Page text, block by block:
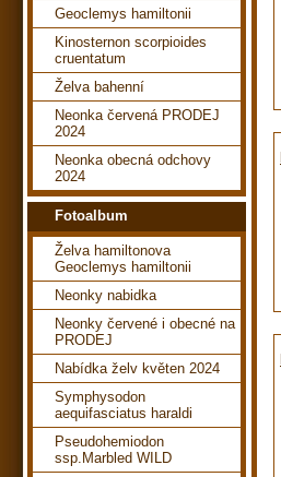
Geoclemys hamiltonii
Kinosternon scorpioides
cruentatum
Želva bahenní
Neonka červená PRODEJ
2024
Neonka obecná odchovy
2024
Fotoalbum
Želva hamiltonova
Geoclemys hamiltonii
Neonky nabidka
Neonky červené i obecné na
PRODEJ
Nabídka želv květen 2024
Symphysodon
aequifasciatus haraldi
Pseudohemiodon
ssp.Marbled WILD